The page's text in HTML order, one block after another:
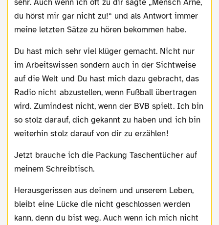
sehr. Auch wenn ich oft zu dir sagte „Mensch Arne,
du hörst mir gar nicht zu!“ und als Antwort immer
meine letzten Sätze zu hören bekommen habe.
Du hast mich sehr viel klüger gemacht. Nicht nur
im Arbeitswissen sondern auch in der Sichtweise
auf die Welt und Du hast mich dazu gebracht, das
Radio nicht abzustellen, wenn Fußball übertragen
wird. Zumindest nicht, wenn der BVB spielt. Ich bin
so stolz darauf, dich gekannt zu haben und ich bin
weiterhin stolz darauf von dir zu erzählen!
Jetzt brauche ich die Packung Taschentücher auf
meinem Schreibtisch.
Herausgerissen aus deinem und unserem Leben,
bleibt eine Lücke die nicht geschlossen werden
kann, denn du bist weg. Auch wenn ich mich nicht